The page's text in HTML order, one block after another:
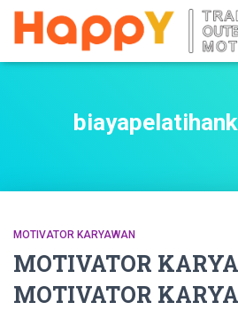
MOTIVATOR KARYAWAN
MOTIVATOR
MOTIVATOR